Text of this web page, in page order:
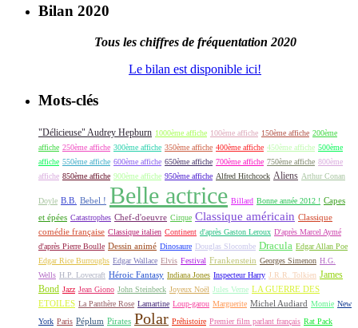
Bilan 2020
Tous les chiffres de fréquentation 2020
Le bilan est disponible ici!
Mots-clés
"Délicieuse" Audrey Hepburn 1000ème affiche 100ème affiche 150ème affiche 200ème
affiche 250ème affiche 300ème affiche 350ème affiche 400ème affiche 450ème affiche 500ème
affiche 550ème affiche 600ème affiche 650ème affiche 700ème affiche 750ème affiche 800ème
affiche 850ème affiche 900ème affiche 950ème affiche Alfred Hitchcock Aliens Arthur Conan
Doyle B.B. Bebel ! Belle actrice Billard Bonne année 2012 ! Capes
et épées Catastrophes Chef-d'oeuvre Cirque Classique américain Classique
comédie française Classique italien Continent d'après Gaston Leroux D'après Marcel Aymé
d'après Pierre Boulle Dessin animé Dinosaure Douglas Slocombe Dracula Edgar Allan Poe
Edgar Rice Burroughs Edgar Wallace Elvis Festival Frankenstein Georges Simenon H.G.
Wells H.P. Lovecraft Héroic Fantasy Indiana Jones Inspecteur Harry J.R.R. Tolkien James
Bond Jazz Jean Giono John Steinbeck Joyeux Noël Jules Verne LA GUERRE DES
ETOILES La Panthère Rose Lamartine Loup-garou Marguerite Michel Audiard Momie New
York Paris Péplum Pirates Polar Préhistoire Premier film parlant français Rat Pack